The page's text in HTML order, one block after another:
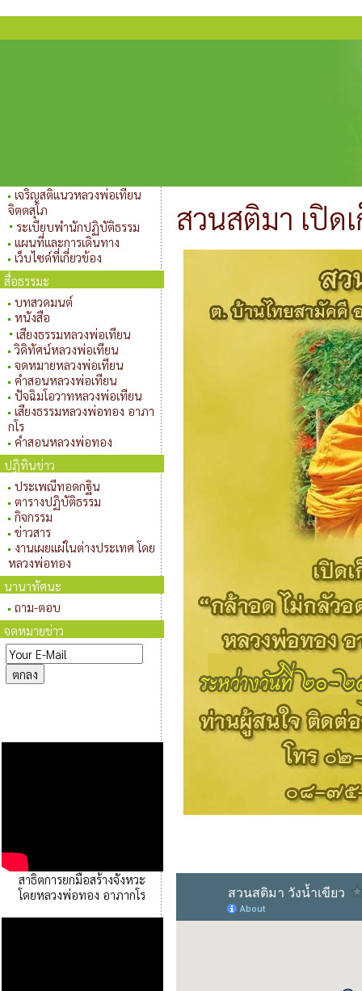
เจริญสติแนวหลวงพ่อเทียน
จิตฺตสุโภ
ระเบียบพำนักปฏิบัติธรรม
แผนที่และการเดินทาง
เว็บไซด์ที่เกี่ยวข้อง
สื่อธรรมะ
บทสวดมนต์
หนังสือ
เสียงธรรมหลวงพ่อเทียน
วิดิทัศน์หลวงพ่อเทียน
จดหมายหลวงพ่อเทียน
คำสอนหลวงพ่อเทียน
ปัจฉิมโอวาทหลวงพ่อเทียน
เสียงธรรมหลวงพ่อทอง อาภา
กโร
คำสอนหลวงพ่อทอง
ปฏิทินข่าว
ประเพณีทอดกฐิน
ตารางปฏิบัติธรรม
กิจกรรม
ข่าวสาร
งานเผยแผ่ในต่างประเทศ โดย
หลวงพ่อทอง
นานาทัศนะ
ถาม-ตอบ
จดหมายข่าว
สาธิตการยกมือสร้างจังหวะ
โดยหลวงพ่อทอง อาภากโร
สวนสติมา เปิด